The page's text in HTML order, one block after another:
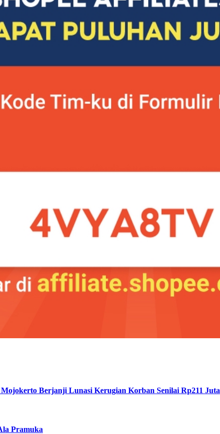
Berjanji Lunasi Kerugian Korban Senilai Rp211 Juta
Pramuka